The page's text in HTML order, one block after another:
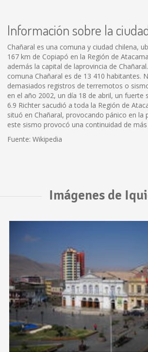
Información sobre la
Chañaral es una comuna y ciudad chilena,
167 km de Copiapó en la Región de
además la capital de laprovincia de
comuna Chañaral es de 13 410 habitantes.
demasiados registros de terremotos o
en el año 2002, un día 18 de abril, un fuerte
6.9 Richter sacudió a toda la Región de
situó en Chañaral, provocando pánico en la
este sismo provocó una continuidad de
Fuente: Wikipedia
Imágenes de